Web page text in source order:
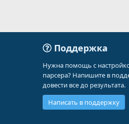
Поддержка
Нужна помощь с
парсера? Напишите в
довести все до результата.
Написать в поддержку